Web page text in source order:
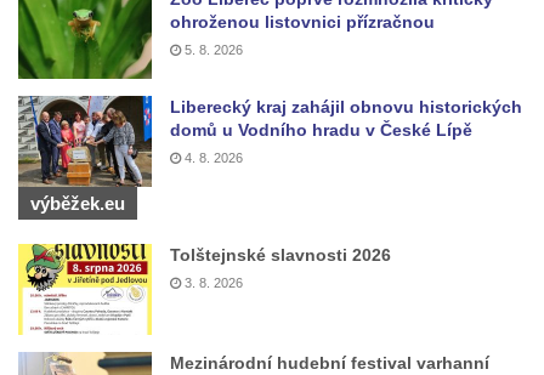
ohroženou listovnici přízračnou
5. 8. 2026
Liberecký kraj zahájil obnovu historických
domů u Vodního hradu v České Lípě
4. 8. 2026
výběžek.eu
Tolštejnské slavnosti 2026
3. 8. 2026
Mezinárodní hudební festival varhanní